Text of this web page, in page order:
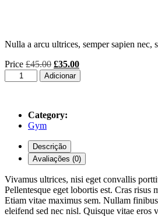
Nulla a arcu ultrices, semper sapien
Price £45.00 £35.00
Adicionar
Category:
Gym
Descrição
Avaliações (0)
Vivamus ultrices, nisi eget convallis
Pellentesque eget lobortis est. Cras
Etiam vitae maximus sem. Nullam
eleifend sed nec nisl. Quisque vitae eros